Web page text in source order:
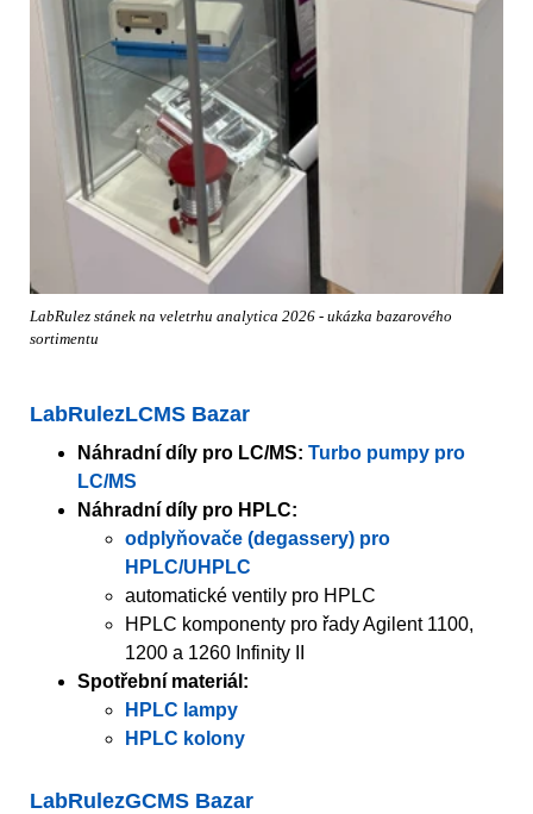
LabRulez stánek na veletrhu analytica 2026 - ukázka bazarového
sortimentu
LabRulezLCMS Bazar
Náhradní díly pro LC/MS: Turbo pumpy pro
LC/MS
Náhradní díly pro HPLC:
odplyňovače (degassery) pro
HPLC/UHPLC
automatické ventily pro HPLC
HPLC komponenty pro řady Agilent 1100,
1200 a 1260 Infinity II
Spotřební materiál:
HPLC lampy
HPLC kolony
LabRulezGCMS Bazar